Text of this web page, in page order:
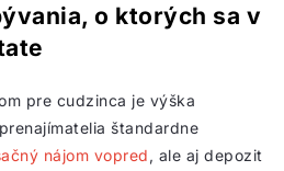
o ktorých sa v
pre cudzinca je výška
štandardne
nájom vopred , ale aj depozit